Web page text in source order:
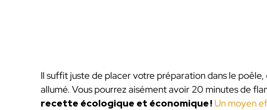
Il suffit juste de placer votre préparation dans le poêle,
allumé. Vous pourrez aisément avoir 20 minutes de
recette écologique et économique ! Un moyen